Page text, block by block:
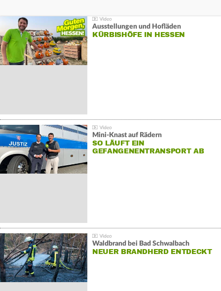
Ausstellungen und Hofläden
KÜRBISHÖFE IN HESSEN
Mini-Knast auf Rädern
SO LÄUFT EIN
GEFANGENENTRANSPORT AB
Waldbrand bei Bad Schwalbach
NEUER BRANDHERD ENTDECKT